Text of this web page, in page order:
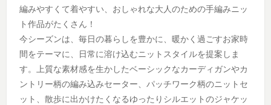
編みやすくて着やすい、おしゃれな大人のための手編みニッ
ト作品がたくさん！
今シーズンは、毎日の暮らしを豊かに、暖かく過ごすお家時
間をテーマに、日常に溶け込むニットスタイルを提案しま
す。上質な素材感を生かしたベーシックなカーディガンやカ
ントリー柄の編み込みセーター、パッチワーク柄のニットセ
ット、散歩に出かけたくなるゆったりシルエットのジャケッ